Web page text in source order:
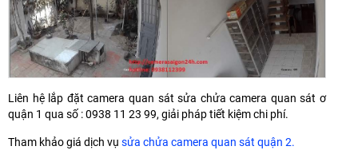
Liên hệ lắp đặt camera quan sát sửa chửa camera quan sát ơ
quận 1 qua số : 0938 11 23 99, giải pháp tiết kiệm chi phí.
Tham khảo giá dịch vụ sửa chửa camera quan sát quận 2.